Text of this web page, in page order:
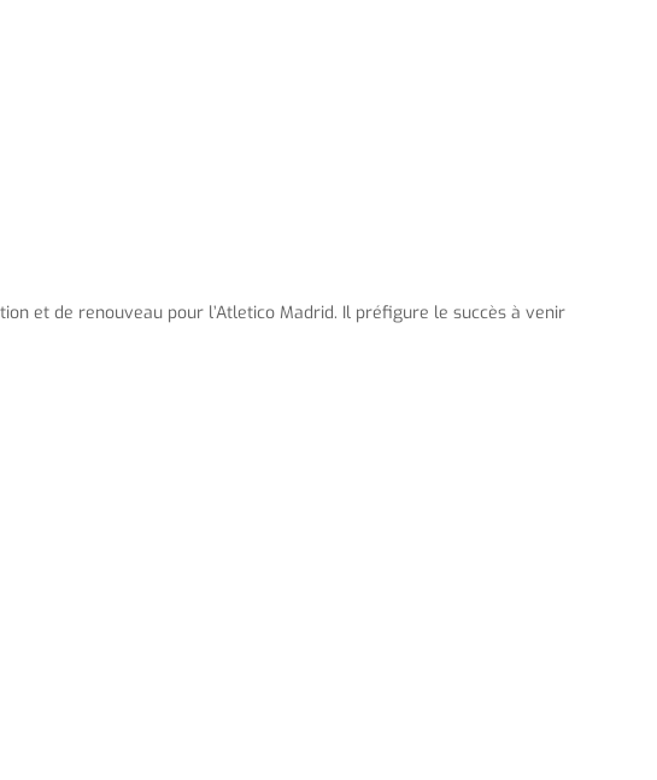
et de renouveau pour l’Atletico Madrid. Il préfigure le succès à venir